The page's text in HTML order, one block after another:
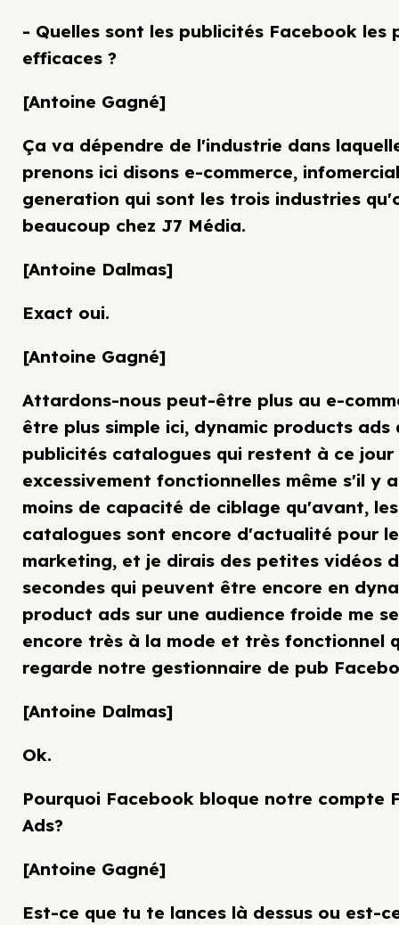
- Quelles sont les publicités Facebook les
efficaces ?
[Antoine Gagné]
Ça va dépendre de l'industrie dans
prenons ici disons e-commerce,
generation qui sont les trois industries
beaucoup chez J7 Média.
[Antoine Dalmas]
Exact oui.
[Antoine Gagné]
Attardons-nous peut-être plus au e-
être plus simple ici, dynamic products ads
publicités catalogues qui restent à ce jour
excessivement fonctionnelles même s'il y
moins de capacité de ciblage qu'avant,
catalogues sont encore d'actualité pour
marketing, et je dirais des petites vidéos
secondes qui peuvent être encore en
product ads sur une audience froide me
encore très à la mode et très fonctionnel
regarde notre gestionnaire de pub
[Antoine Dalmas]
Ok.
Pourquoi Facebook bloque notre compte
Ads?
[Antoine Gagné]
Est-ce que tu te lances là dessus ou est-